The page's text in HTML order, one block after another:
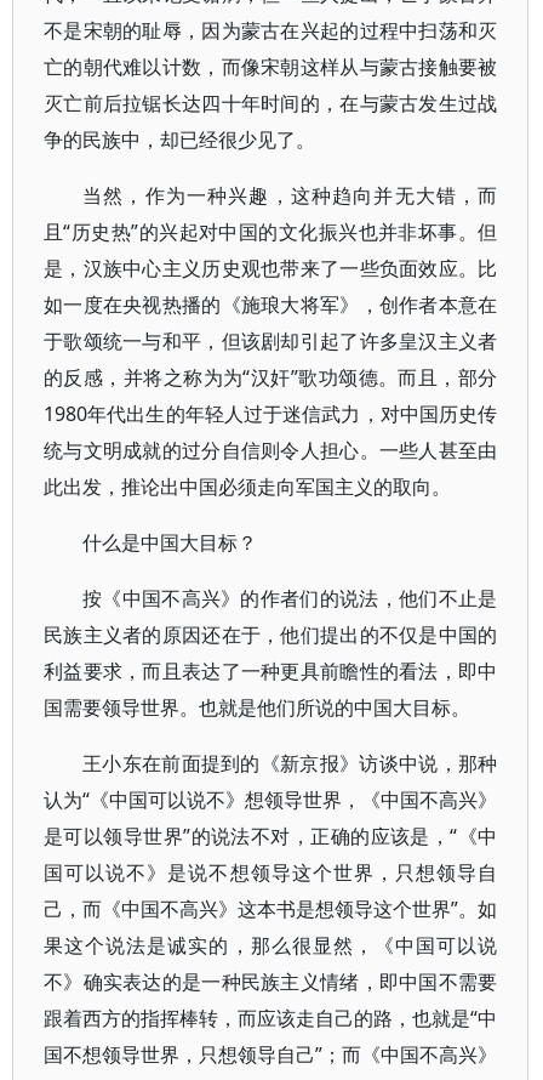
不是宋朝的耻辱，因为蒙古在兴起的过程中扫荡和灭
亡的朝代难以计数，而像宋朝这样从与蒙古接触要被
灭亡前后拉锯长达四十年时间的，在与蒙古发生过战
争的民族中，却已经很少见了。
当然，作为一种兴趣，这种趋向并无大错，而
且“历史热”的兴起对中国的文化振兴也并非坏事。但
是，汉族中心主义历史观也带来了一些负面效应。比
如一度在央视热播的《施琅大将军》，创作者本意在
于歌颂统一与和平，但该剧却引起了许多皇汉主义者
的反感，并将之称为为“汉奸”歌功颂德。而且，部分
1980年代出生的年轻人过于迷信武力，对中国历史传
统与文明成就的过分自信则令人担心。一些人甚至由
此出发，推论出中国必须走向军国主义的取向。
什么是中国大目标？
按《中国不高兴》的作者们的说法，他们不止是
民族主义者的原因还在于，他们提出的不仅是中国的
利益要求，而且表达了一种更具前瞻性的看法，即中
国需要领导世界。也就是他们所说的中国大目标。
王小东在前面提到的《新京报》访谈中说，那种
认为“《中国可以说不》想领导世界，《中国不高兴》
是可以领导世界”的说法不对，正确的应该是，“《中
国可以说不》是说不想领导这个世界，只想领导自
己，而《中国不高兴》这本书是想领导这个世界”。如
果这个说法是诚实的，那么很显然，《中国可以说
不》确实表达的是一种民族主义情绪，即中国不需要
跟着西方的指挥棒转，而应该走自己的路，也就是“中
国不想领导世界，只想领导自己”；而《中国不高兴》